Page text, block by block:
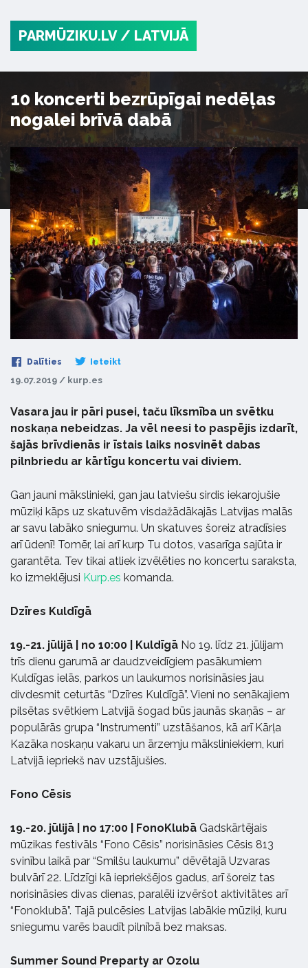
PARMŪZIKU.LV / LATVIJĀ
10 koncerti bezrūpīgai nedēļas
nogalei brīvā dabā
Dalīties Ieteikt
19.07.2019 / kurp.es
Vasara jau ir pāri pusei, taču līksmība un svētku
noskaņa nebeidzas. Ja vēl neesi to paspējis izdarīt,
šajās brīvdienās ir īstais laiks nosvinēt dabas
pilnbriedu ar kārtīgu koncertu vai diviem.
Gan jauni mākslinieki, gan jau latviešu sirdis iekarojušie
mūziķi kāps uz skatuvēm visdažādākajās Latvijas malās
ar savu labāko sniegumu. Un skatuves šoreiz atradīsies
arī ūdenī! Tomēr, lai arī kurp Tu dotos, vasarīga sajūta ir
garantēta. Tev tikai atliek izvēlēties no koncertu saraksta,
ko izmeklējusi Kurp.es komanda.
Dzīres Kuldīgā
19.-21. jūlijā | no 10:00 | Kuldīgā No 19. līdz 21. jūlijam
trīs dienu garumā ar daudzveidīgiem pasākumiem
Kuldīgas ielās, parkos un laukumos norisināsies jau
divdesmit ceturtās “Dzīres Kuldīgā”. Vieni no senākajiem
pilsētas svētkiem Latvijā šogad būs jaunās skaņās – ar
populārās grupa “Instrumenti” uzstāšanos, kā arī Kārļa
Kazāka noskaņu vakaru un ārzemju māksliniekiem, kuri
Latvijā iepriekš nav uzstājušies.
Fono Cēsis
19.-20. jūlijā | no 17:00 | FonoKlubā Gadskārtējais
mūzikas festivāls “Fono Cēsis” norisināsies Cēsis 813
svinību laikā par “Smilšu laukumu” dēvētajā Uzvaras
bulvārī 22. Līdzīgi kā iepriekšējos gadus, arī šoreiz tas
norisināsies divas dienas, paralēli izvēršot aktivitātes arī
“Fonoklubā”. Tajā pulcēsies Latvijas labākie mūziķi, kuru
sniegumu varēs baudīt pilnībā bez maksas.
Summer Sound Preparty ar Ozolu